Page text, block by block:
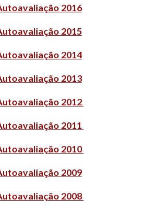
2016
2015
2014
2013
2012
2011
2010
2009
2008